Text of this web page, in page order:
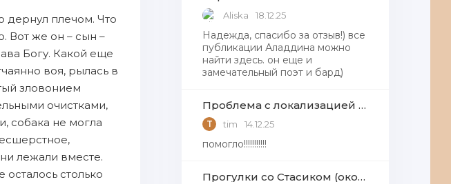
дернул плечом. Что
Вот же он – сын –
Богу. Какой еще
воя, рылась в
зловонием
очистками,
собака не могла
лежали вместе.
столько
Aliska 18.12.25
Надежда, cпасибо за отзыв!) все
публикации Аладдина можно
найти здесь. он еще и
замечательный поэт и бард)
Проблема с локализацией языков Windows Defender, Microsoft Store в Windows 11
T tim 14.12.25
помогло!!!!!!!!!!!
Прогулки со Стасиком (окончание)